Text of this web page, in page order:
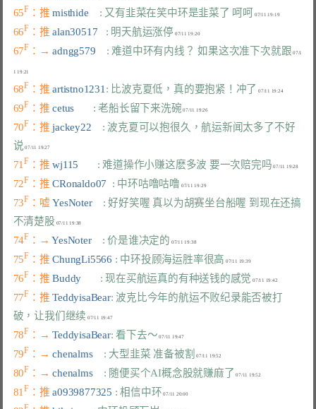
65F ：推 misthide : 又有韭菜在笑中环是韭菜了 呵呵 07/11 19:19
66F ：推 alan30517 : 明天航运涨停 07/11 19:20
67F ：→ adngg579 : 难道中环有内线？ 如果这次准下次就跟 07/1
68F ：推 artistno1231 : 比波克夏低，真的要抱紧！冲了 07/11 19:24
69F ：推 cetus : 老船长留下来洗碗 07/11 19:26
70F ：推 jackey22 : 波克夏可以抱很久，航运新闻太多了不好
说
07/11 19:27
71F ：推 wj115 : 难道操作小赚这麽多波 要一次赔完吗 07/11 19:28
72F ：推 CRonaldo07 : 中环咕噜咕噜 07/11 19:29
73F ：嘘 YesNoter : 好好笑喔 真以为胡赛坐台船喔 到现在还搞
不清楚股
74F ：→ YesNoter : 价是谁决定的 07/11 19:38
75F ：推 ChungLi5566 : 中环投顾海运胜率很高 07/11 19:39
76F ：推 Buddy : 现在买航运真的有种送钱的感觉
77F ：推 TeddyisaBear: 波克比今年的航运不败纪录能否被打
破，让我们继续
07/11 19:47
78F ：→ TeddyisaBear: 看下去～ 07/11 19:47
79F ：→ chenalms : 大型韭菜 准备被割
80F ：→ chenalms : 随便买个AI概念股就赚麻了
81F ：推 a0939877325 : 相信中环 07/11 20:00